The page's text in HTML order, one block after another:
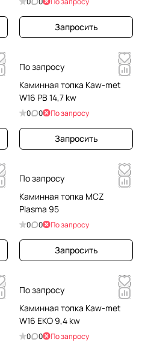
Запросить
По запросу
Каминная топка Kaw-met
W16 PB 14,7 kw
0 0 По запросу
Запросить
По запросу
Каминная топка MCZ
Plasma 95
0 0 По запросу
Запросить
По запросу
Каминная топка Kaw-met
W16 EKO 9,4 kw
0 0 По запросу